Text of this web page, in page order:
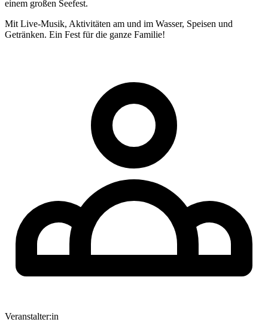
einem großen Seefest.
Mit Live-Musik, Aktivitäten am und im Wasser, Speisen und
Getränken. Ein Fest für die ganze Familie!
Veranstalter:in